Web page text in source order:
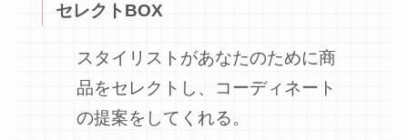
セレクトBOX
スタイリストがあなたのために商
品をセレクトし、コーディネート
の提案をしてくれる。